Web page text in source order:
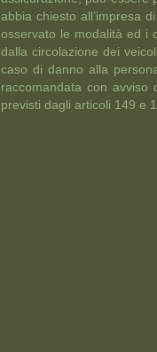
abbia chiesto all’impresa
osservato le modalità ed i
dalla circolazione dei
caso di danno alla
raccomandata con avviso
previsti dagli articoli 149 e